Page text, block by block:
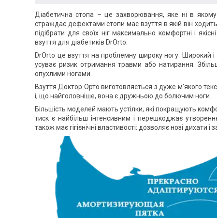
Діабетична стопа – це захворювання, яке ні в
страждає дефектами стопи має взуття в якій він
підібрати для своїх ніг максимально комфортні і
взуття для діабетиків DrOrto.
DrOrto це взуття на проблемну широку ногу. Широкий і
усуває ризик отримання травми або натирання.
опухлими ногами.
Взуття Доктор Орто виготовляється з дуже м'якого
і, що найголовніше, вона є дружньою до болючим ноги.
Більшість моделей мають устілки, які покращують
тиск є найбільш інтенсивним і перешкоджає
також має гігієнічні властивості: дозволяє нозі дихати і